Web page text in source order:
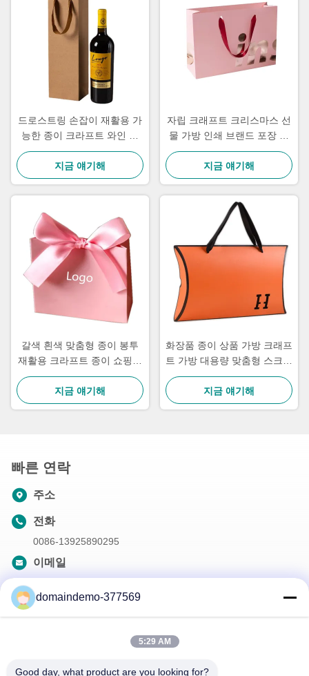
드로스트링 손잡이 재활용 가
능한 종이 크라프트 와인 병
가방 코팅 종이 무광 라미네이
션
지금 얘기해
자립 크래프트 크리스마스 선
물 가방 인쇄 브랜드 포장 페
스티벌 선물 가방
지금 얘기해
갈색 흰색 맞춤형 종이 봉투
재활용 크라프트 종이 쇼핑백
메일러 차
지금 얘기해
화장품 종이 상품 가방 크래프
트 가방 대용량 맞춤형 스크린
인쇄
지금 얘기해
빠른 연락
주소
전화
0086-13925890295
이메일
domaindemo-377569
5:29 AM
Good day, what product are you looking for?